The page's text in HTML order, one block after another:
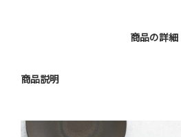
商品の詳細
商品説明